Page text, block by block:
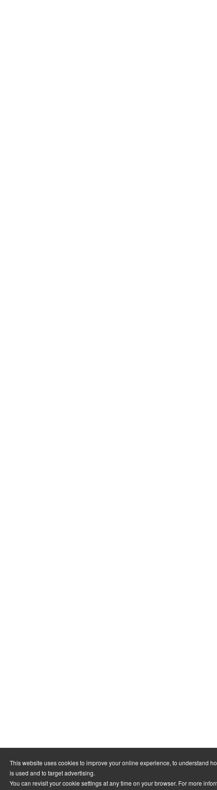
This website uses cookies to improve your online experience, to understand
is used and to target advertising.
You can revisit your cookie settings at any time on your browser. For more